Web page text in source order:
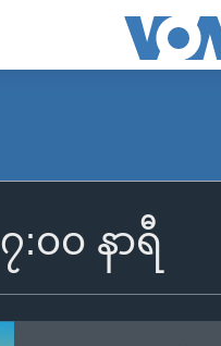
Apple Podcasts
Spotify
:၀၀ နာရီ